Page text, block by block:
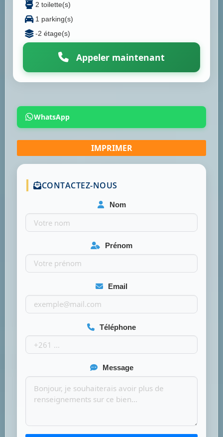
2 toilette(s)
1 parking(s)
-2 étage(s)
Appeler maintenant
WhatsApp
CONTACTEZ-NOUS
Nom
Prénom
Email
Téléphone
Message